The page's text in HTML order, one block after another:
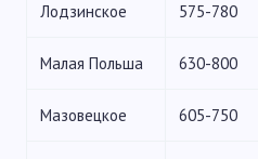
Лодзинское 575-780
Малая Польша 630-800
Мазовецкое 605-750